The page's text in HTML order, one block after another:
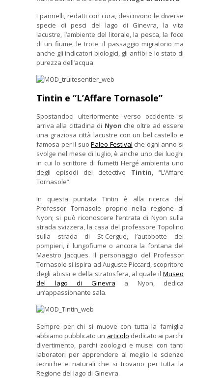
I pannelli, redatti con cura, descrivono le diverse
specie di pesci del lago di Ginevra, la vita
lacustre, l’ambiente del litorale, la pesca, la foce
di un fiume, le trote, il passaggio migratorio ma
anche gli indicatori biologici, gli anfibi e lo stato di
purezza dell’acqua.
Tintin e “L’Affare Tornasole”
Spostandoci ulteriormente verso occidente si
arriva alla cittadina di Nyon che oltre ad essere
una graziosa città lacustre con un bel castello e
famosa per il suoPaleo Festival che ogni anno si
svolge nel mese di luglio, è anche uno dei luoghi
in cui lo scrittore di fumetti Hergé ambienta uno
degli episodi del detective Tintin, “L’Affare
Tornasole”.
In questa puntata Tintin è alla ricerca del
Professor Tornasole proprio nella regione di
Nyon; si può riconoscere l’entrata di Nyon sulla
strada svizzera, la casa del professore Topolino
sulla strada di St-Cergue, l’autobotte dei
pompieri, il lungofiume o ancora la fontana del
Maestro Jacques. Il personaggio del Professor
Tornasole si ispira ad Auguste Piccard, scopritore
degli abissi e della stratosfera, al quale il Museo
del lago di Ginevra a Nyon, dedica
un’appassionante sala.
Sempre per chi si muove con tutta la famiglia
abbiamo pubblicato un articolo dedicato ai parchi
divertimento, parchi zoologici e musei con tanti
laboratori per apprendere al meglio le scienze
tecniche e naturali che si trovano per tutta la
Regione del lago di Ginevra.